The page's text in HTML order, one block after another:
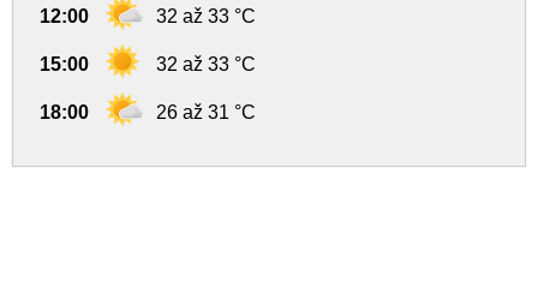
12:00 32 až 33 °C
15:00 32 až 33 °C
18:00 26 až 31 °C